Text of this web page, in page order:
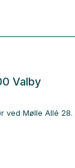
Valby
ved Mølle Allé 28.